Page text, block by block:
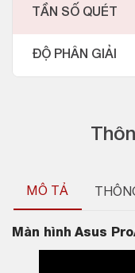
MÔ TẢ
Màn hình Asus
TẦN SỐ QUÉT
ĐỘ PHÂN GIẢI